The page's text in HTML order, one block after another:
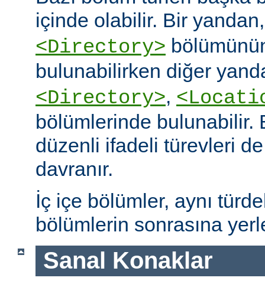
içinde olabilir. Bir
<Directory>
bulunabilirken diğer
<Directory>,
bölümlerinde bulunabilir.
düzenli ifadeli türevleri
davranır.
İç içe bölümler, aynı
bölümlerin sonrasına
Sanal Konaklar